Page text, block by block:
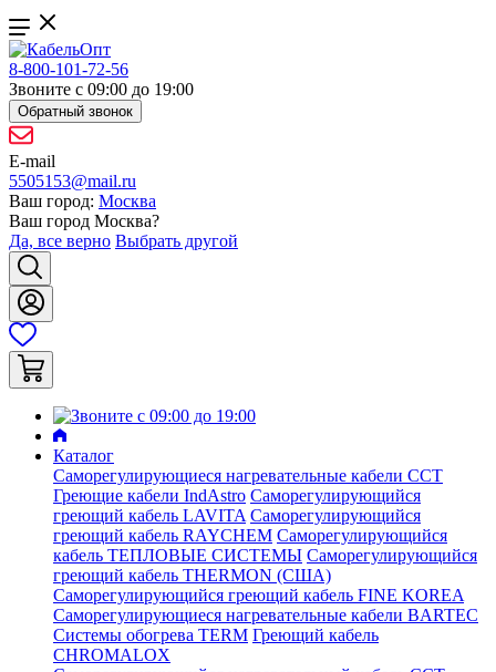
8-800-101-72-56
Звоните с 09:00 до 19:00
Обратный звонок
E-mail
5505153@mail.ru
Ваш город: Москва
Ваш город Москва?
Да, все верно Выбрать другой
Каталог
Саморегулирующиеся нагревательные кабели ССТ
Греющие кабели IndAstro Саморегулирующийся
греющий кабель LAVITA Саморегулирующийся
греющий кабель RAYCHEM Саморегулирующийся
кабель ТЕПЛОВЫЕ СИСТЕМЫ Саморегулирующийся
греющий кабель THERMON (США)
Саморегулирующийся греющий кабель FINE KOREA
Саморегулирующиеся нагревательные кабели BARTEC
Системы обогрева TERM Греющий кабель
CHROMALOX